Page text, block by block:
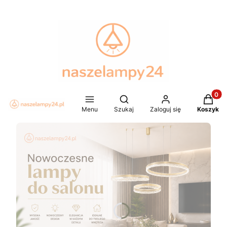
Menu
Otwórz wyszukiwarkę
Szukaj Zaloguj się Koszyk